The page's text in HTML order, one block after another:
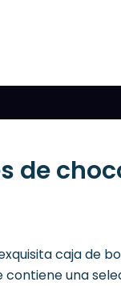
de
caja de
contiene una